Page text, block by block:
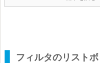
フィルタのリスト